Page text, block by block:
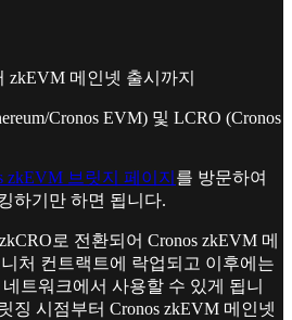
zkEVM 메인넷 출시까지
Cronos EVM) 및 LCRO (Cronos
zkEVM 브릿지 페이지 를 방문하여
하기만 하면 됩니다.
로 전환되어 Cronos zkEVM 메
처 컨트랙트에 락업되고 이후에는
트워크에서 사용할 수 있게 됩니
징 시점부터 Cronos zkEVM 메인넷